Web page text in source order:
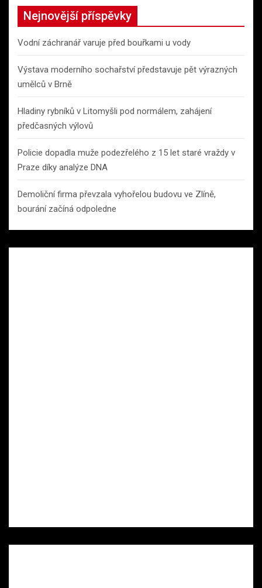
Nejnovější příspěvky
Vodní záchranář varuje před bouřkami u vody
Výstava moderního sochařství představuje pět výrazných
umělců v Brně
Hladiny rybníků v Litomyšli pod normálem, zahájení
předčasných výlovů
Policie dopadla muže podezřelého z 15 let staré vraždy v
Praze díky analýze DNA
Demoliční firma převzala vyhořelou budovu ve Zlíně,
bourání začíná odpoledne